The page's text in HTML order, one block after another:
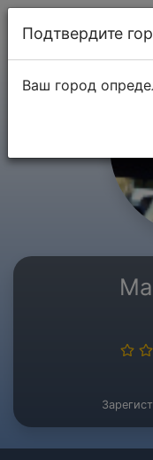
Подтвердите
Ваш город